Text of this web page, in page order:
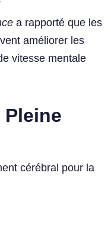
a rapporté que les
améliorer les
vitesse mentale
cérébral pour la